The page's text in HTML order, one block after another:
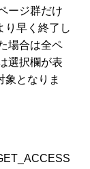
ージ群だけ
り早く終了し
場合は全ペ
選択欄が表
象となりま